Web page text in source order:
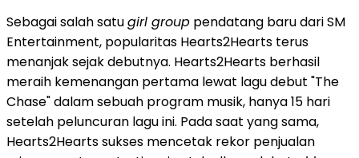
Sebagai salah satugirl group pendatang baru dari SM
Entertainment, popularitas Hearts2Hearts terus
menanjak sejak debutnya. Hearts2Hearts berhasil
meraih kemenangan pertama lewat lagu debut "The
Chase" dalam sebuah program musik, hanya 15 hari
setelah peluncuran lagu ini. Pada saat yang sama,
Hearts2Hearts sukses mencetak rekor penjualan